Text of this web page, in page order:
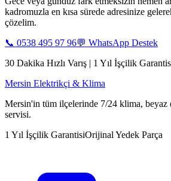
kadromuzla en kısa sürede adresinize
çözelim.
📞 0538 495 97 96💬 WhatsApp Destek
30 Dakika Hızlı Varış | 1 Yıl İşçilik
Mersin Elektrikçi & Klima
Mersin'in tüm ilçelerinde 7/24 klima, beyaz
servisi.
1 Yıl İşçilik GarantisiOrijinal Yedek Parça